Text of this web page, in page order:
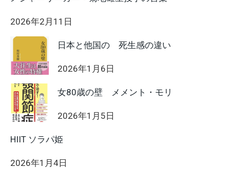
2026年2月11日
日本と他国の 死生感の違い
2026年1月6日
女80歳の壁 メメント・モリ
2026年1月5日
HIIT ソラパ姫
2026年1月4日